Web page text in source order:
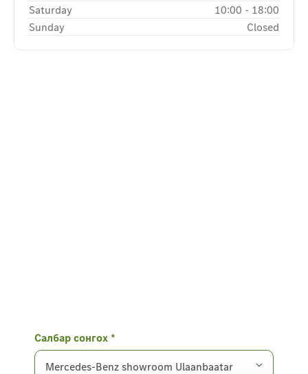
Saturday
10:00 - 18:00
Sunday
Closed
Салбар сонгох *
Mercedes-Benz showroom Ulaanbaatar